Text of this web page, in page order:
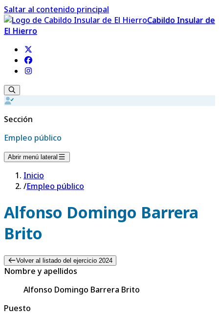
Saltar al contenido principal
Cabildo Insular de
El Hierro
Sección
Empleo público
Abrir menú lateral
Inicio
/Empleo público
Alfonso Domingo Barrera
Brito
Volver al listado del ejercicio 2024
Nombre y apellidos
Alfonso Domingo Barrera Brito
Puesto